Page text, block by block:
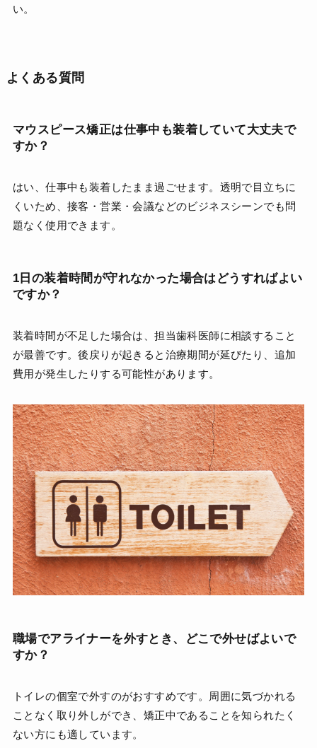
い。
よくある質問
マウスピース矯正は仕事中も装着していて大丈夫で
すか？
はい、仕事中も装着したまま過ごせます。透明で目立ちに
くいため、接客・営業・会議などのビジネスシーンでも問
題なく使用できます。
1日の装着時間が守れなかった場合はどうすればよい
ですか？
装着時間が不足した場合は、担当歯科医師に相談すること
が最善です。後戻りが起きると治療期間が延びたり、追加
費用が発生したりする可能性があります。
職場でアライナーを外すとき、どこで外せばよいで
すか？
トイレの個室で外すのがおすすめです。周囲に気づかれる
ことなく取り外しができ、矯正中であることを知られたく
ない方にも適しています。